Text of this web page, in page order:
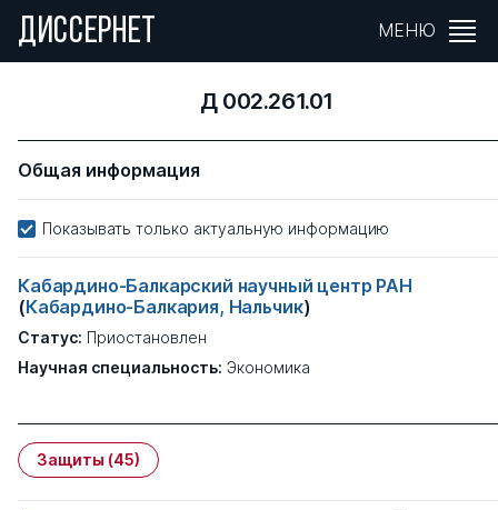
ДИССЕРНЕТ МЕНЮ
Д 002.261.01
Общая информация
Показывать только актуальную информацию
Кабардино-Балкарский научный центр РАН
(Кабардино-Балкария, Нальчик)
Статус: Приостановлен
Научная специальность: Экономика
Защиты (45)